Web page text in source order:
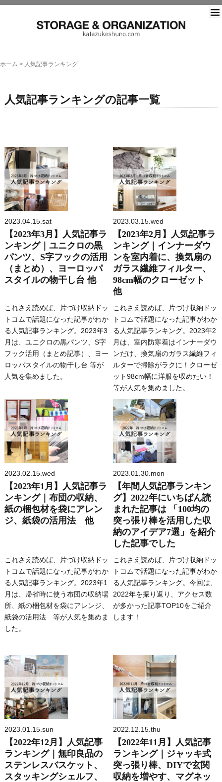
ホーム > 人気記事ランキング
人気記事ランキングの記事一覧
2023.04.15.sat
【2023年3月】人気記事ラ
ンキング｜ユニクロの黒
パンツ、S字フックの活用
（まとめ）、ヨーロッパ
スタイルの物干し台 他
これさえ読めば、片づけ収納ドッ
トコムで話題になった記事がわか
る人気記事ランキング。2023年3
月は、ユニクロの黒パンツ、S字
フック活用（まとめ記事）、ヨー
ロッパスタイルの物干し台 等が
人気を集めました。
2023.03.15.wed
【2023年2月】人気記事ラ
ンキング｜インナーダウ
ンを室内着に、換気扇の
ガラス繊維フィルター、
98cm幅のクローゼット
他
これさえ読めば、片づけ収納ドッ
トコムで話題になった記事がわか
る人気記事ランキング。2023年2
月は、室内防寒着はインナーダウ
ンだけ、換気扇のガラス繊維フィ
ルターで掃除がラクに！クローゼ
ット98cm幅に洋服を収めたい！
等が人気を集めました。
2023.02.15.wed
【2023年1月】人気記事ラ
ンキング｜布団の収納、
紙の梱包材を袋にアレン
ジ、紙袋の活用法 他
これさえ読めば、片づけ収納ドッ
トコムで話題になった記事がわか
る人気記事ランキング。2023年1
月は、帰省時に使う布団の収納場
所、紙の梱包材を袋にアレンジ、
紙袋の活用法 等が人気を集めま
した。
2023.01.30.mon
【年間人気記事ランキン
グ】2022年にいちばん読
まれた記事は 「100均の
突っ張り棒を活用した収
納のアイデア7選」を紹介
した記事でした
これさえ読めば、片づけ収納ドッ
トコムで話題になった記事がわか
る人気記事ランキング。今回は、
2022年を振り返り、アクセス数
が多かった記事TOP10をご紹介
します！
2023.01.15.sun
【2022年12月】人気記事
ランキング｜無印良品の
ステンレスバスケット、
スタッキングシェルフ、
2022.12.15.thu
【2022年11月】人気記事
ランキング｜ジャッキ式
突っ張り棒、DIYで玄関
収納を増やす、マグネッ